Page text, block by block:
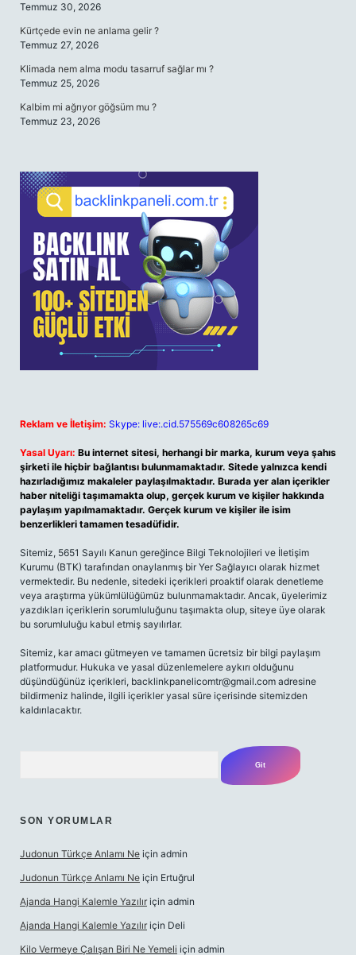
Temmuz 30, 2026
Kürtçede evin ne anlama gelir ?
Temmuz 27, 2026
Klimada nem alma modu tasarruf sağlar mı ?
Temmuz 25, 2026
Kalbim mi ağrıyor göğsüm mu ?
Temmuz 23, 2026
Reklam ve İletişim: Skype: live:.cid.575569c608265c69
Yasal Uyarı: Bu internet sitesi, herhangi bir marka, kurum veya şahıs
şirketi ile hiçbir bağlantısı bulunmamaktadır. Sitede yalnızca kendi
hazırladığımız makaleler paylaşılmaktadır. Burada yer alan içerikler
haber niteliği taşımamakta olup, gerçek kurum ve kişiler hakkında
paylaşım yapılmamaktadır. Gerçek kurum ve kişiler ile isim
benzerlikleri tamamen tesadüfidir.
Sitemiz, 5651 Sayılı Kanun gereğince Bilgi Teknolojileri ve İletişim
Kurumu (BTK) tarafından onaylanmış bir Yer Sağlayıcı olarak hizmet
vermektedir. Bu nedenle, sitedeki içerikleri proaktif olarak denetleme
veya araştırma yükümlülüğümüz bulunmamaktadır. Ancak, üyelerimiz
yazdıkları içeriklerin sorumluluğunu taşımakta olup, siteye üye olarak
bu sorumluluğu kabul etmiş sayılırlar.
Sitemiz, kar amacı gütmeyen ve tamamen ücretsiz bir bilgi paylaşım
platformudur. Hukuka ve yasal düzenlemelere aykırı olduğunu
düşündüğünüz içerikleri, backlinkpanelicomtr@gmail.com adresine
bildirmeniz halinde, ilgili içerikler yasal süre içerisinde sitemizden
kaldırılacaktır.
SON YORUMLAR
Judonun Türkçe Anlamı Ne için admin
Judonun Türkçe Anlamı Ne için Ertuğrul
Ajanda Hangi Kalemle Yazılır için admin
Ajanda Hangi Kalemle Yazılır için Deli
Kilo Vermeye Çalışan Biri Ne Yemeli için admin